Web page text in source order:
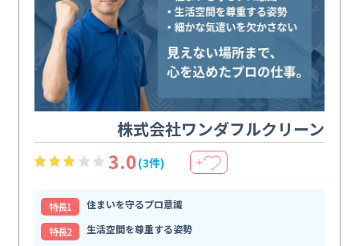
株式会社ワンダフルクリーン
3.0(3件) ＋
特⻑1
住まいを守るプロ意識
特⻑2
生活空間を尊重する姿勢